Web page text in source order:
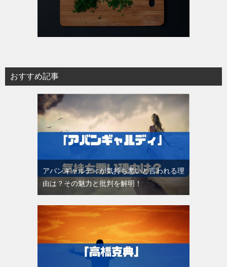
おすすめ記事
アバンギャルディが気持ち悪いと言われる理
由は？その魅力と批判を解明！